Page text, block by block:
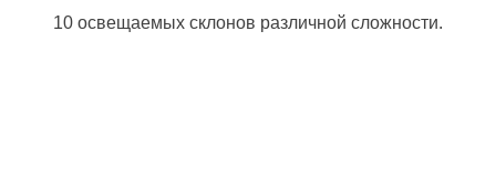
10 освещаемых склонов различной сложности.